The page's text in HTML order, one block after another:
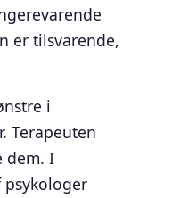
er tilsvarende,
i
Terapeuten
dem. I
psykologer